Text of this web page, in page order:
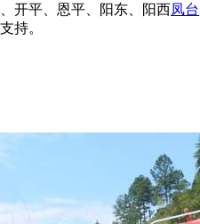
开平、恩平、阳东、阳西凤台
持。